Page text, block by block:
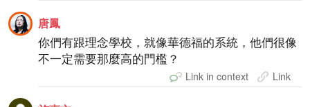
唐鳳
你們有跟理念學校，就像華德福的系統，他們很像
不一定需要那麼高的門檻？
Link in context Link